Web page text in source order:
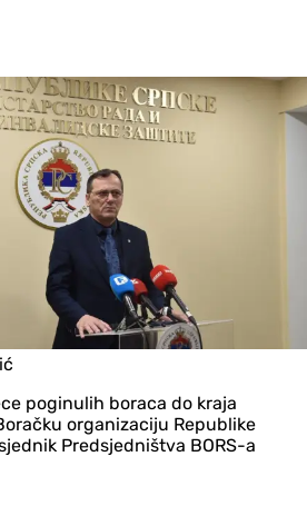
poginulih boraca do kraja
organizaciju Republike
Predsjedništva BORS-a